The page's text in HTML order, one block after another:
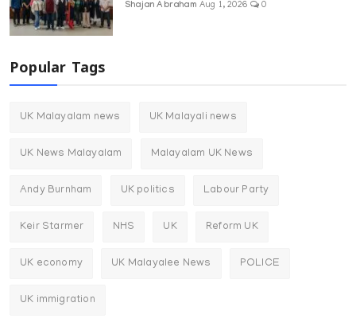
Shajan Abraham Aug 1, 2026 0
Popular Tags
UK Malayalam news UK Malayali news
UK News Malayalam Malayalam UK News
Andy Burnham UK politics Labour Party
Keir Starmer NHS UK Reform UK
UK economy UK Malayalee News POLICE
UK immigration